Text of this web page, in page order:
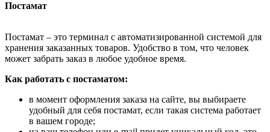
Постамат
Постамат – это терминал с автоматизированной системой для
хранения заказанных товаров. Удобство в том, что человек
может забрать заказ в любое удобное время.
Как работать с постаматом:
в момент оформления заказа на сайте, вы выбираете
удобный для себя постамат, если такая система работает
в вашем городе;